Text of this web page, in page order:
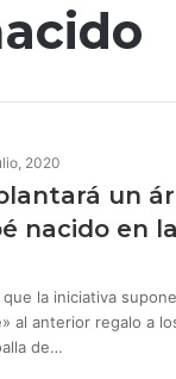
2020
un
nacido en la
la iniciativa
al anterior regalo a
de…